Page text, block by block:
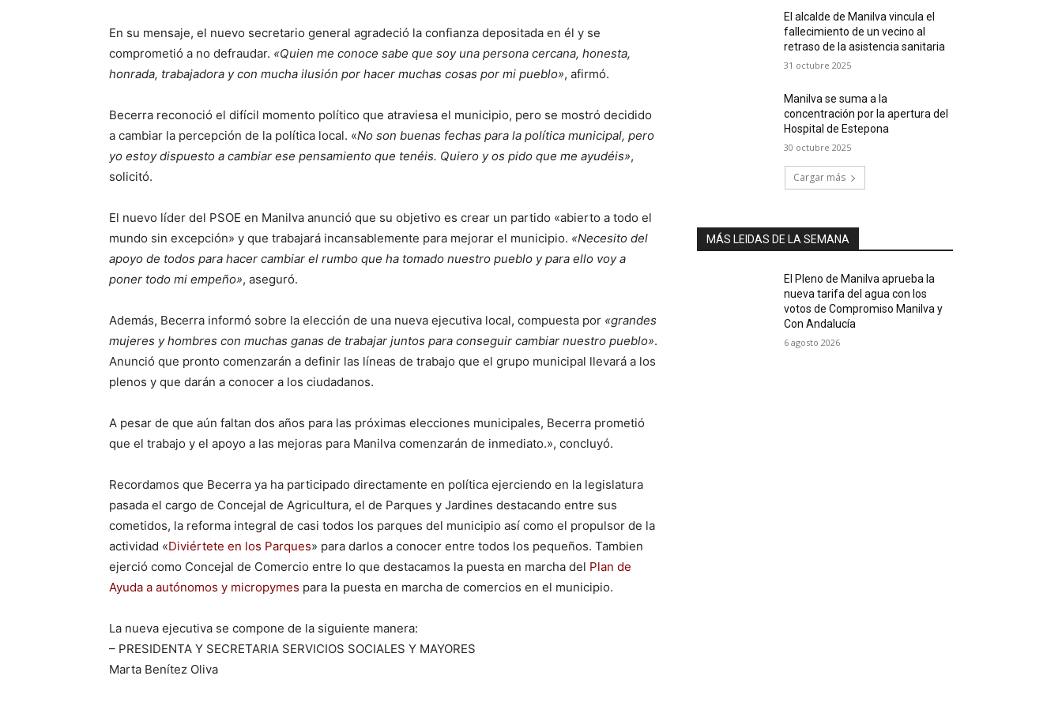
En su mensaje, el nuevo secretario general agradeció la confianza depositada en él y se
comprometió a no defraudar. «Quien me conoce sabe que soy una persona cercana, honesta,
honrada, trabajadora y con mucha ilusión por hacer muchas cosas por mi pueblo», afirmó.
Becerra reconoció el difícil momento político que atraviesa el municipio, pero se mostró decidido
a cambiar la percepción de la política local. «No son buenas fechas para la política municipal, pero
yo estoy dispuesto a cambiar ese pensamiento que tenéis. Quiero y os pido que me ayudéis»,
solicitó.
El nuevo líder del PSOE en Manilva anunció que su objetivo es crear un partido «abierto a todo el
mundo sin excepción» y que trabajará incansablemente para mejorar el municipio. «Necesito del
apoyo de todos para hacer cambiar el rumbo que ha tomado nuestro pueblo y para ello voy a
poner todo mi empeño», aseguró.
Además, Becerra informó sobre la elección de una nueva ejecutiva local, compuesta por «grandes
mujeres y hombres con muchas ganas de trabajar juntos para conseguir cambiar nuestro pueblo».
Anunció que pronto comenzarán a definir las líneas de trabajo que el grupo municipal llevará a los
plenos y que darán a conocer a los ciudadanos.
A pesar de que aún faltan dos años para las próximas elecciones municipales, Becerra prometió
que el trabajo y el apoyo a las mejoras para Manilva comenzarán de inmediato.», concluyó.
Recordamos que Becerra ya ha participado directamente en política ejerciendo en la legislatura
pasada el cargo de Concejal de Agricultura, el de Parques y Jardines destacando entre sus
cometidos, la reforma integral de casi todos los parques del municipio así como el propulsor de la
actividad «Diviértete en los Parques» para darlos a conocer entre todos los pequeños. Tambien
ejerció como Concejal de Comercio entre lo que destacamos la puesta en marcha del Plan de
Ayuda a autónomos y micropymes para la puesta en marcha de comercios en el municipio.
La nueva ejecutiva se compone de la siguiente manera:
– PRESIDENTA Y SECRETARIA SERVICIOS SOCIALES Y MAYORES
Marta Benítez Oliva
El alcalde de Manilva vincula el
fallecimiento de un vecino al
retraso de la asistencia sanitaria
31 octubre 2025
Manilva se suma a la
concentración por la apertura del
Hospital de Estepona
30 octubre 2025
Cargar más
MÁS LEIDAS DE LA SEMANA
El Pleno de Manilva aprueba la
nueva tarifa del agua con los
votos de Compromiso Manilva y
Con Andalucía
6 agosto 2026